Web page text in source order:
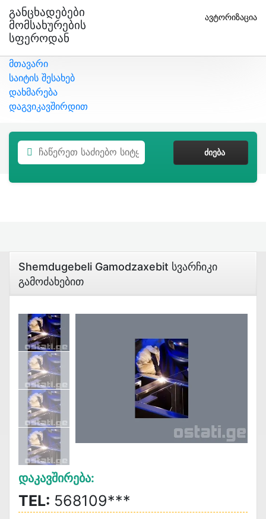
Განცხადებები
Მომსახურების
Სფეროდან
ავტორიზაცია
მთავარი
საიტის შესახებ
დახმარება
დაგვიკავშირდით
ᲫᲘᲔᲑᲐ
Shemdugebeli Gamodzaxebit Სვარჩიკი
Გამოძახებით
Დაკავშირება:
TEL: 568109***